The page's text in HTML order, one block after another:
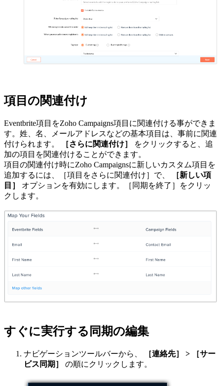
項目の関連付け
Eventbrite項目をZoho Campaigns項目に関連付ける事ができま
す。姓、名、メールアドレスなどの基本項目は、事前に関連
付けられます。
［さらに関連付け］
をクリックすると、追
加の項目を関連付けることができます。
項目の関連付け時にZoho Campaignsに新しいカスタム項目を
追加するには、［項目をさらに関連付け］で、
［新しい項
目］ オプションを有効にします。［同期を終了］をクリッ
クします。
すぐに実行する同期の編集
ナビゲーションツールバーから、
［連絡先］ > ［サー
ビス同期］ の順にクリックします。